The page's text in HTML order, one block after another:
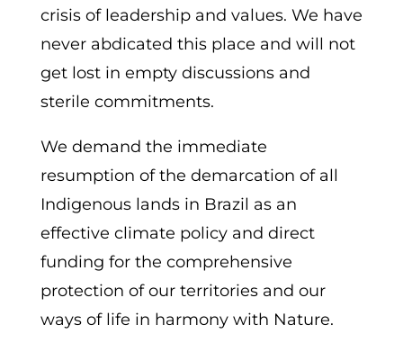
crisis of leadership and values. We have
never abdicated this place and will not
get lost in empty discussions and
sterile commitments.
We demand the immediate
resumption of the demarcation of all
Indigenous lands in Brazil as an
effective climate policy and direct
funding for the comprehensive
protection of our territories and our
ways of life in harmony with Nature.